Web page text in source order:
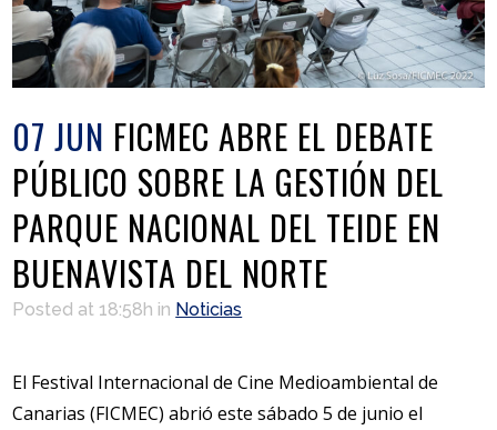
07 JUN FICMEC ABRE EL DEBATE
PÚBLICO SOBRE LA GESTIÓN DEL
PARQUE NACIONAL DEL TEIDE EN
BUENAVISTA DEL NORTE
Posted at 18:58h in Noticias
El Festival Internacional de Cine Medioambiental de
Canarias (FICMEC) abrió este sábado 5 de junio el